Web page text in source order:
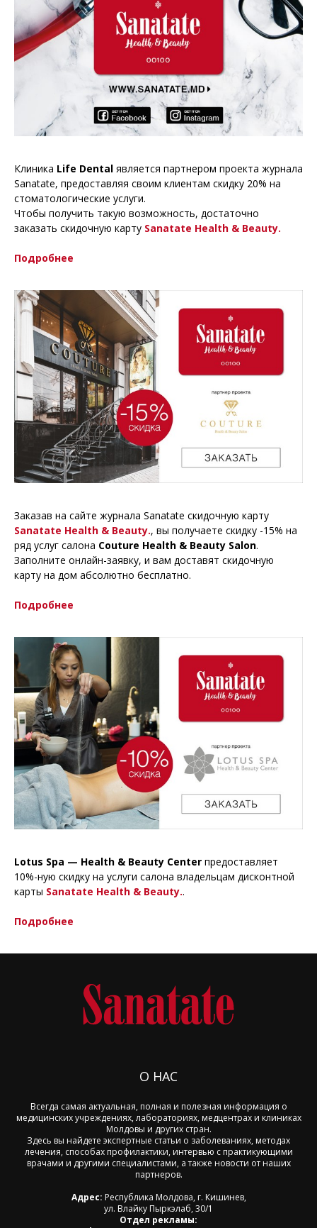
Клиника Life Dental является партнером проекта журнала
Sanatate, предоставляя своим клиентам скидку 20% на
стоматологические услуги.
Чтобы получить такую возможность, достаточно
заказать скидочную карту Sanatate Health & Beauty.
Подробнее
Заказав на сайте журнала Sanatate скидочную карту
Sanatate Health & Beauty., вы получаете скидку -15% на
ряд услуг салона Couture Health & Beauty Salon.
Заполните онлайн-заявку, и вам доставят скидочную
карту на дом абсолютно бесплатно.
Подробнее
Lotus Spa — Health & Beauty Center предоставляет
10%-ную скидку на услуги салона владельцам дисконтной
карты Sanatate Health & Beauty..
Подробнее
О НАС
Всегда самая актуальная, полная и полезная информация о
медицинских учреждениях, лабораториях, медцентрах и клиниках
Молдовы и других стран.
Здесь вы найдете экспертные статьи о заболеваниях, методах
лечения, способах профилактики, интервью с практикующими
врачами и другими специалистами, а также новости от наших
партнеров.
Адрес: Республика Молдова, г. Кишинев,
ул. Влайку Пыркэлаб, 30/1
Отдел рекламы: